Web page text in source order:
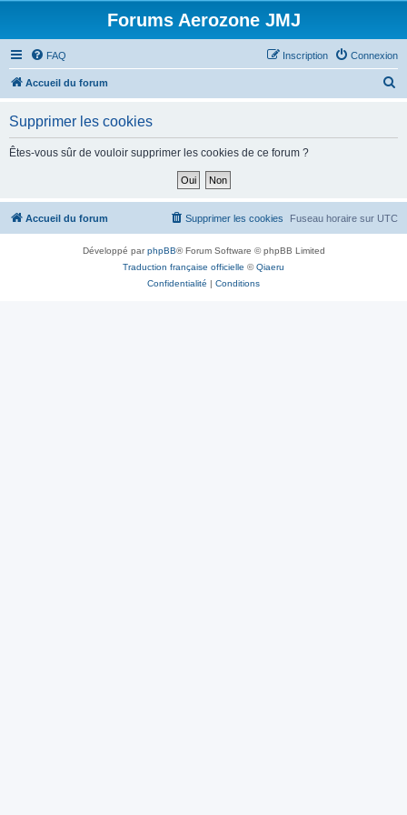
Forums Aerozone JMJ
FAQ Connexion
Inscription
Accueil du forum
h
Supprimer les cookies
Êtes-vous sûr de vouloir supprimer les cookies de ce forum ?
Accueil du forum Fuseau horaire sur UTC
Supprimer les cookies
Développé parphpBB® Forum Software © phpBB Limited
Traduction française officielle ©Qiaeru
Confidentialité | Conditions